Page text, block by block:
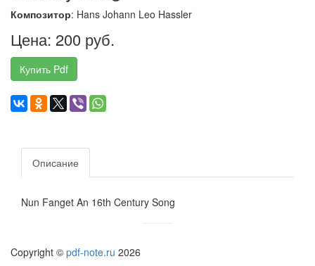
Композитор: Hans Johann Leo Hassler
Цена: 200 руб.
Купить Pdf
Описание
Nun Fanget An 16th Century Song
Copyright © pdf-note.ru 2026